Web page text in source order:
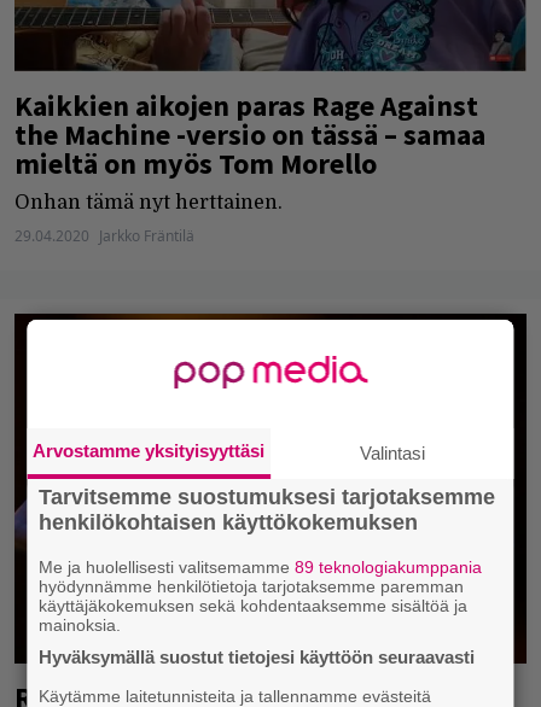
Kaikkien aikojen paras Rage Against
the Machine -versio on tässä – samaa
mieltä on myös Tom Morello
Onhan tämä nyt herttainen.
29.04.2020 Jarkko Fräntilä
Rage Against the Machine tulee
Arvostamme yksityisyyttäsi Valintasi
Tarvitsemme suostumuksesi tarjotaksemme
henkilökohtaisen käyttökokemuksen
Me ja huolellisesti valitsemamme89 teknologiakumppania
hyödynnämme henkilötietoja tarjotaksemme paremman
käyttäjäkokemuksen sekä kohdentaaksemme sisältöä ja
mainoksia.
Hyväksymällä suostut tietojesi käyttöön seuraavasti
Käytämme laitetunnisteita ja tallennamme evästeitä